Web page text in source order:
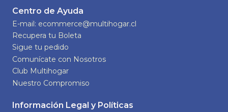
Centro de Ayuda
E-mail: ecommerce@multihogar.cl
Recupera tu Boleta
Sigue tu pedido
Comunícate con Nosotros
Club Multihogar
Nuestro Compromiso
Información Legal y Políticas